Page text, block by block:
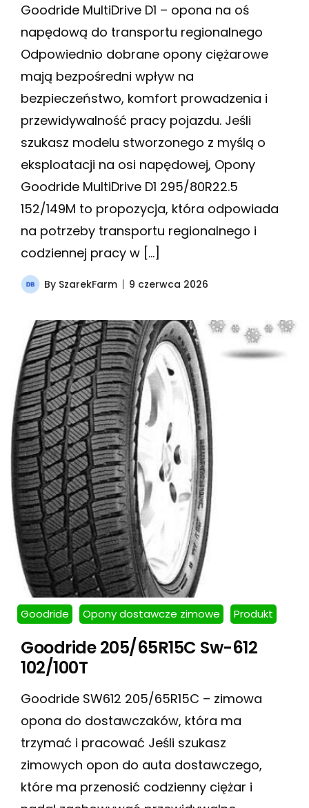
Goodride MultiDrive D1 – opona na oś
napędową do transportu regionalnego
Odpowiednio dobrane opony ciężarowe
mają bezpośredni wpływ na
bezpieczeństwo, komfort prowadzenia i
przewidywalność pracy pojazdu. Jeśli
szukasz modelu stworzonego z myślą o
eksploatacji na osi napędowej, Opony
Goodride MultiDrive D1 295/80R22.5
152/149M to propozycja, która odpowiada
na potrzeby transportu regionalnego i
codziennej pracy w […]
By SzarekFarm 9 czerwca 2026
Goodride Opony dostawcze zimowe Produkt
Goodride 205/65R15C Sw-612
102/100T
Goodride SW612 205/65R15C – zimowa
opona do dostawczaków, która ma
trzymać i pracować Jeśli szukasz
zimowych opon do auta dostawczego,
które ma przenosić codzienny ciężar i